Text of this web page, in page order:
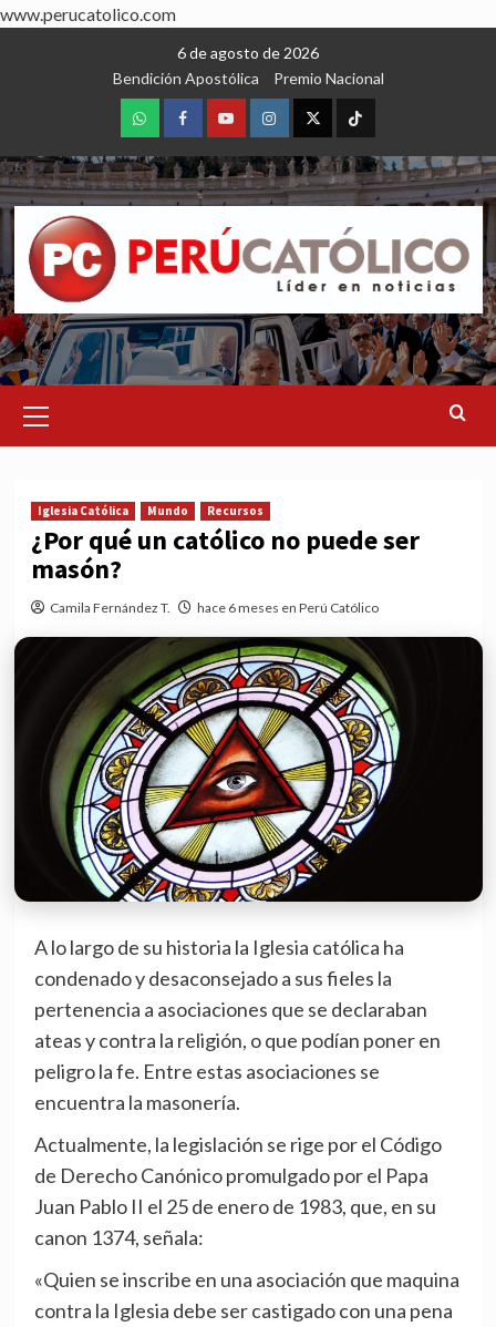
www.perucatolico.com
6 de agosto de 2026
Bendición Apostólica
Premio Nacional
WhatsAppFacebookYoutubeInstagram
X TikTok
Menu
Iglesia Católica Mundo Recursos
¿Por qué un católico no puede ser
masón?
Camila Fernández T. hace 6 meses en Perú Católico
A lo largo de su historia la Iglesia católica ha
condenado y desaconsejado a sus fieles la
pertenencia a asociaciones que se declaraban
ateas y contra la religión, o que podían poner en
peligro la fe. Entre estas asociaciones se
encuentra la masonería.
Actualmente, la legislación se rige por el Código
de Derecho Canónico promulgado por el Papa
Juan Pablo II el 25 de enero de 1983, que, en su
canon 1374, señala:
«Quien se inscribe en una asociación que maquina
contra la Iglesia debe ser castigado con una pena